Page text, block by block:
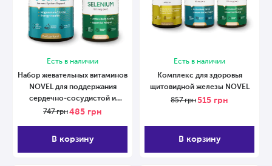
Есть в наличии
Набор жевательных витаминов
NOVEL для поддержания
сердечно-сосудистой и
нервной систем
747грн485 грн
В корзину
Есть в наличии
Комплекс для здоровья
щитовидной железы NOVEL
857грн515 грн
В корзину